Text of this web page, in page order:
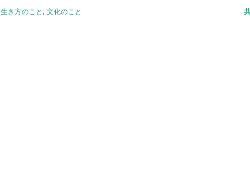
生き方のこと 文化のこと